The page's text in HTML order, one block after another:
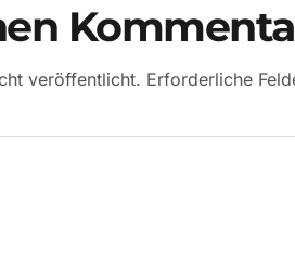
veröffentlicht. Erforderliche